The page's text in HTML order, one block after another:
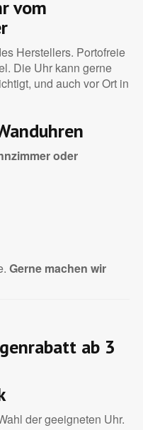
vom
Herstellers. Portofreie
Die Uhr kann gerne
und auch vor Ort in
oder
Gerne machen wir
ab 3
der geeigneten Uhr.